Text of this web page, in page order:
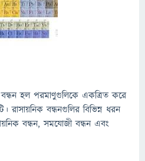
বন্ধন হল পরমাণুগুলিকে একত্রিত করে
রাসায়নিক বন্ধনগুলির বিভিন্ন ধরন
বন্ধন, সমযোজী বন্ধন এবং